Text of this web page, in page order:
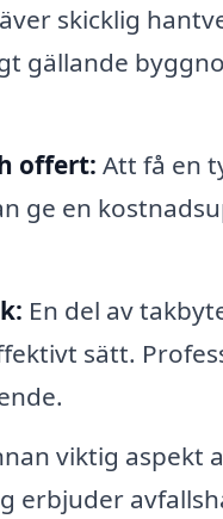
skicklig
gällande
offert: Att få en
ge en
En del av
sätt.
viktig aspekt
erbjuder